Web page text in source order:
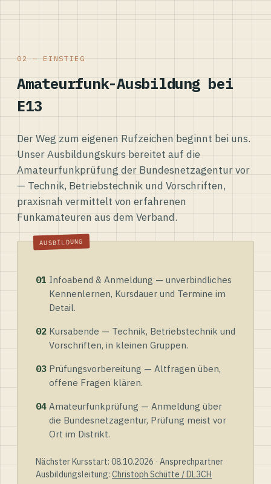
02 — EINSTIEG
Amateurfunk-Ausbildung bei
E13
Der Weg zum eigenen Rufzeichen beginnt bei uns.
Unser Ausbildungskurs bereitet auf die
Amateurfunkprüfung der Bundesnetzagentur vor
— Technik, Betriebstechnik und Vorschriften,
praxisnah vermittelt von erfahrenen
Funkamateuren aus dem Verband.
01 Infoabend & Anmeldung — unverbindliches
Kennenlernen, Kursdauer und Termine im
Detail.
02 Kursabende — Technik, Betriebstechnik und
Vorschriften, in kleinen Gruppen.
03 Prüfungsvorbereitung — Altfragen üben,
offene Fragen klären.
04 Amateurfunkprüfung — Anmeldung über
die Bundesnetzagentur, Prüfung meist vor
Ort im Distrikt.
Nächster Kursstart: 08.10.2026 · Ansprechpartner
Ausbildungsleitung: Christoph Schütte / DL3CH